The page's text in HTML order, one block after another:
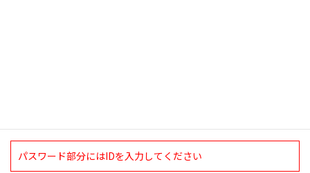
パスワード部分にはIDを入力してください